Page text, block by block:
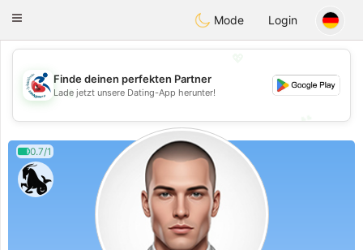
Handi Space
Toggle
Mode Login
💖
💕
Finde deinen perfekten Partner
Lade jetzt unsere Dating-App herunter!
0.7/1